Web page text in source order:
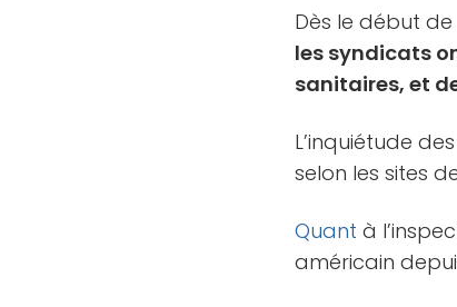
Dès le début
les syndicats
sanitaires, et
L’inquiétude
selon les sites
Quant à
américain